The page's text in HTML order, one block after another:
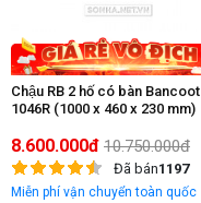
Chậu RB 2 hố có bàn Bancoot
1046R (1000 x 460 x 230 mm)
8.600.000đ 10.750.000đ
Đã bán1197
Miễn phí vận chuyển toàn quốc